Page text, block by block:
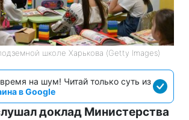
школе Харькова (Getty Images)
на шум! Читай только суть из
в Google
доклад Министерства